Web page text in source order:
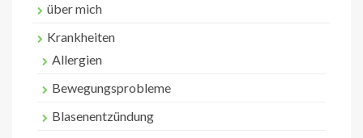
über mich
Krankheiten
Allergien
Bewegungsprobleme
Blasenentzündung